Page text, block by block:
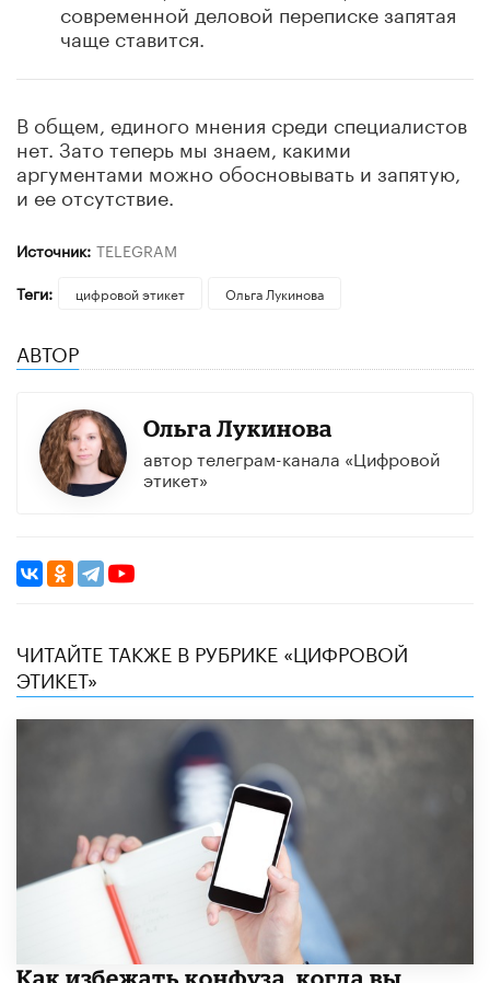
современной деловой переписке запятая
чаще ставится.
В общем, единого мнения среди специалистов
нет. Зато теперь мы знаем, какими
аргументами можно обосновывать и запятую,
и ее отсутствие.
Источник: TELEGRAM
Теги:
цифровой этикет Ольга Лукинова
АВТОР
Ольга Лукинова
автор телеграм-канала «Цифровой
этикет»
ЧИТАЙТЕ ТАКЖЕ В РУБРИКЕ «ЦИФРОВОЙ
ЭТИКЕТ»